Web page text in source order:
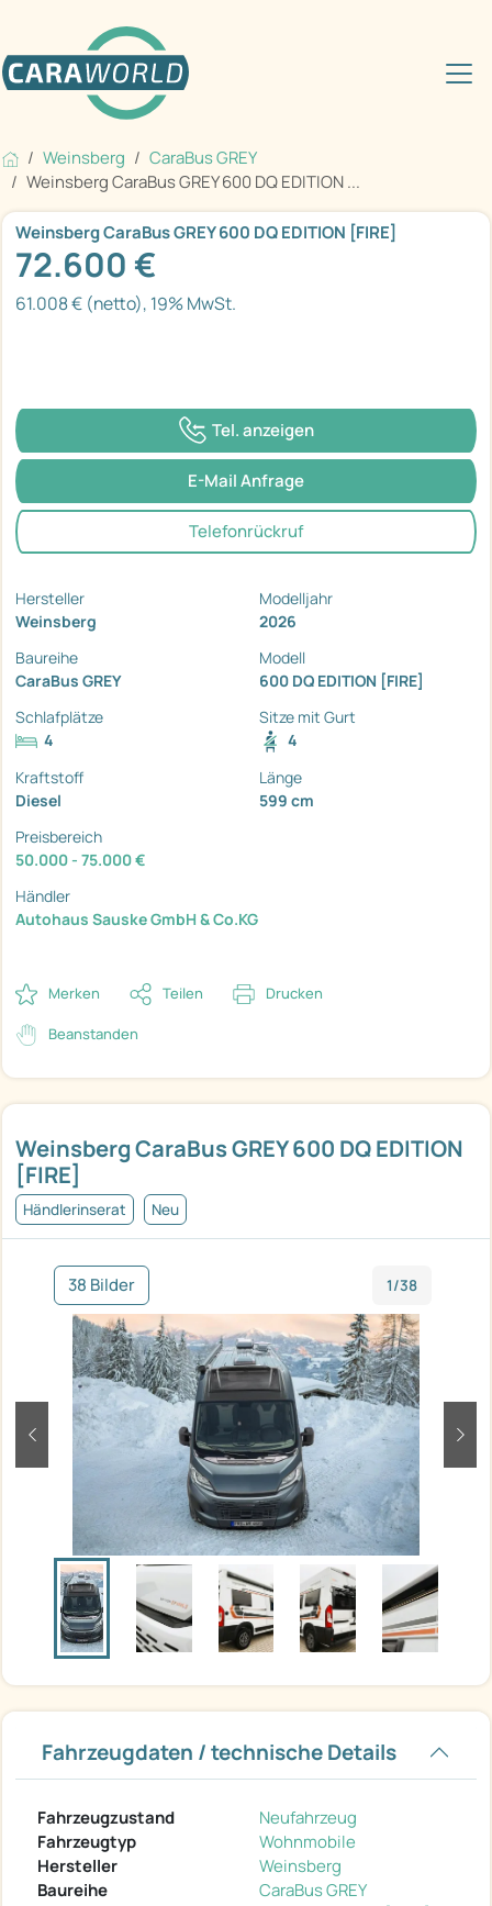
Weinsberg
CaraBus GREY
Weinsberg CaraBus GREY 600 DQ EDITION ...
Weinsberg CaraBus GREY 600 DQ EDITION
[FIRE]
Händlerinserat Neu
38 Bilder 1/38
zurück
Fahrzeugdaten / technische Details
Fahrzeugzustand
Neufahrzeug
Fahrzeugtyp
Wohnmobile
Hersteller
Weinsberg
Baureihe
CaraBus GREY
Weinsberg CaraBus GREY 600 DQ EDITION [FIRE]
72.600 €
61.008 € (netto), 19% MwSt.
Tel. anzeigen
E-Mail Anfrage
Telefonrückruf
Hersteller
Weinsberg
Modelljahr
2026
Baureihe
CaraBus GREY
Modell
600 DQ EDITION [FIRE]
Schlafplätze
4
Sitze mit Gurt
4
Kraftstoff
Diesel
Länge
599 cm
Preisbereich
50.000 - 75.000 €
Händler
Autohaus Sauske GmbH & Co.KG
Merken Teilen Drucken
Beanstanden